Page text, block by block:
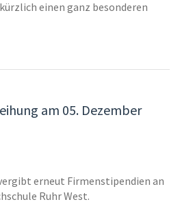
einen ganz besonderen
am 05. Dezember
erneut Firmenstipendien an
Ruhr West.